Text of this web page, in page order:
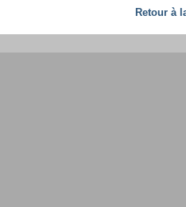
Retour à